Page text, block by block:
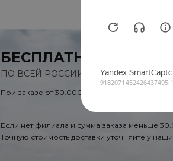
БЕСПЛАТНАЯ
ПО ВСЕЙ РОССИИ, КАЗАХСТАНУ И
При заказе от 30.000 рублей или если в
Если нет филиала и сумма заказа меньше
Точную стоимость доставки уточняйте у